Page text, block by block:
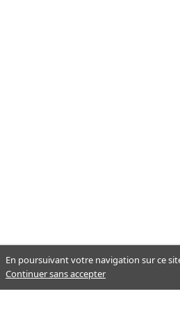
En poursuivant votre navigation sur ce
Continuer sans accepter